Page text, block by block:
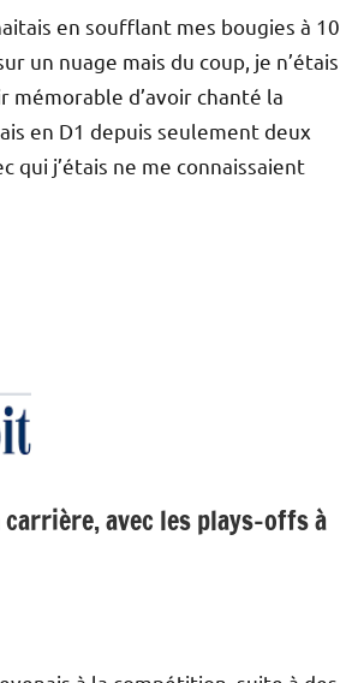
en soufflant mes bougies à 10
un nuage mais du coup, je n’étais
mémorable d’avoir chanté la
en D1 depuis seulement deux
qui j’étais ne me connaissaient
avec les plays-offs à